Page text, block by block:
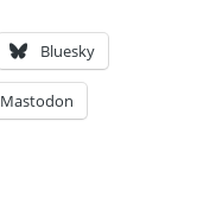
Bluesky
Mastodon